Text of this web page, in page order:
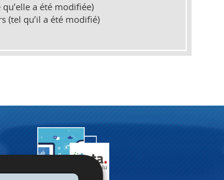
a été modifiée)
(tel qu’il a été modifié)